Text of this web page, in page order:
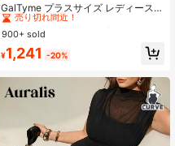
GalTyme プラスサイズ レディース
夏秋 コントラストレース フリルヘム
キャミワンピース
売り切れ間近！
#1 ベストセラー
売り切れ間近！
#1 ベストセラー
売り切れ間近！
#1 ベストセラー
売り切れ間近！
900+ sold
¥1,241 -20%